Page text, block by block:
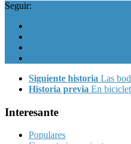
Seguir:
Siguiente historia Las
Historia previa En
Interesante
Populares